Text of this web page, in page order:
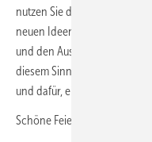
nutzen Sie die Zeit, um Ihren
neuen Ideen ins neue Jahr
und den Austausch im
diesem Sinne bedanke ich
und dafür, ein Teil dieser
Schöne Feiertage und einen